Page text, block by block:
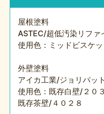
屋根塗料
ASTEC/超低汚染リファ
使用色：ミッドビスケッ
外壁塗料
アイカ工業/ジョリパッ
使用色：既存白壁/２０
既存茶壁/４０２８